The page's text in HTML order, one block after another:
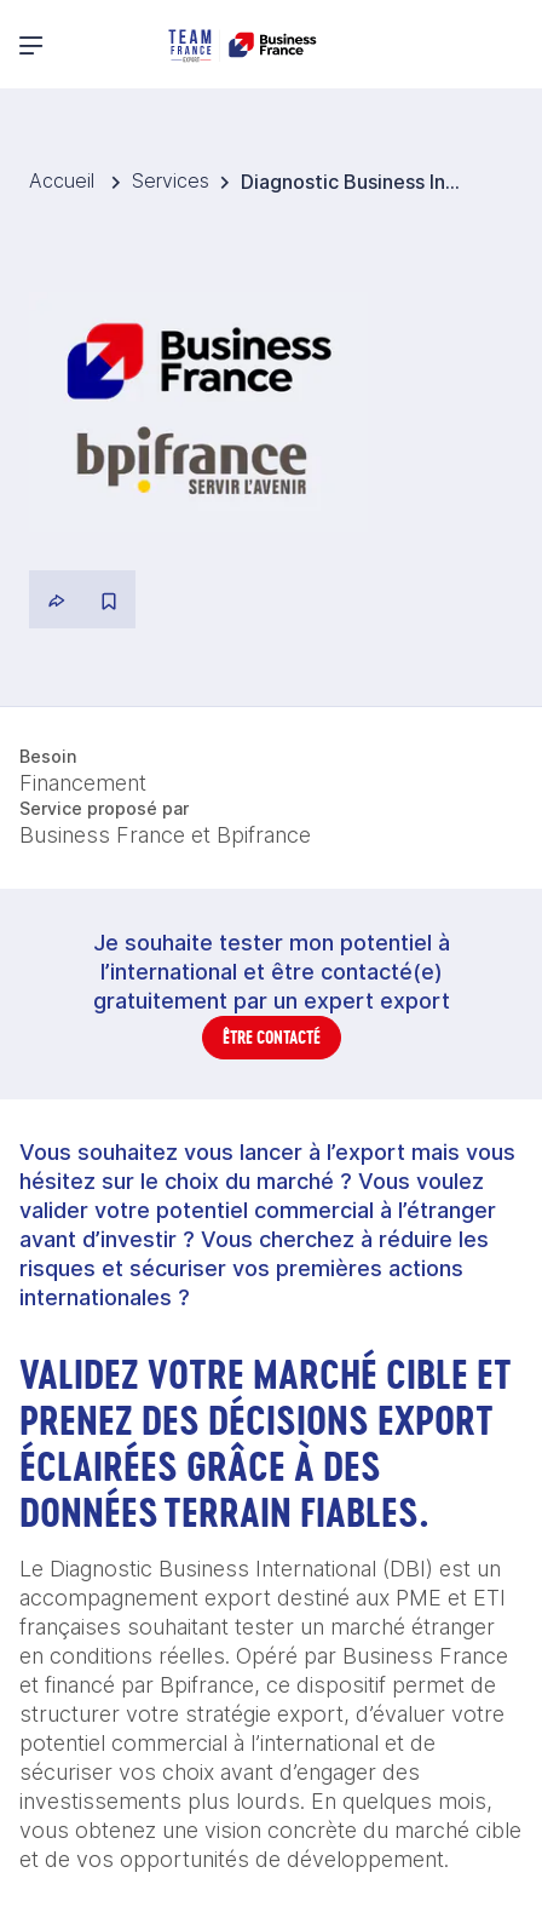
Menu principal
Accueil Services Diagnostic Business International (DBI) : testez un marché étranger - accompagnement Business France et financement Bpifrance
Besoin
Financement
Service proposé par
Business France et Bpifrance
Je souhaite tester mon potentiel à
l’international et être contacté(e)
gratuitement par un expert export
ÊTRE CONTACTÉ
Vous souhaitez vous lancer à l’export mais vous
hésitez sur le choix du marché ? Vous voulez
valider votre potentiel commercial à l’étranger
avant d’investir ? Vous cherchez à réduire les
risques et sécuriser vos premières actions
internationales ?
VALIDEZ VOTRE MARCHÉ CIBLE ET
PRENEZ DES DÉCISIONS EXPORT
ÉCLAIRÉES GRÂCE À DES
DONNÉES TERRAIN FIABLES.
Le Diagnostic Business International (DBI) est un
accompagnement export destiné aux PME et ETI
françaises souhaitant tester un marché étranger
en conditions réelles. Opéré par Business France
et financé par Bpifrance, ce dispositif permet de
structurer votre stratégie export, d’évaluer votre
potentiel commercial à l’international et de
sécuriser vos choix avant d’engager des
investissements plus lourds. En quelques mois,
vous obtenez une vision concrète du marché cible
et de vos opportunités de développement.